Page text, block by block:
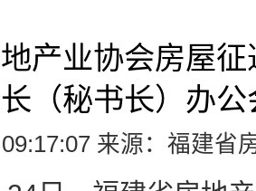
产业协会房屋
（秘书长）办
来源：福建省